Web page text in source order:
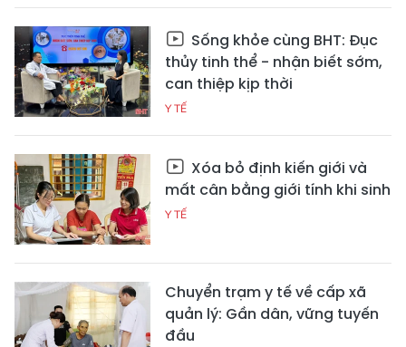
Sống khỏe cùng BHT: Đục
thủy tinh thể - nhận biết sớm,
can thiệp kịp thời
Y TẾ
Xóa bỏ định kiến giới và
mất cân bằng giới tính khi sinh
Y TẾ
Chuyển trạm y tế về cấp xã
quản lý: Gần dân, vững tuyến
đầu